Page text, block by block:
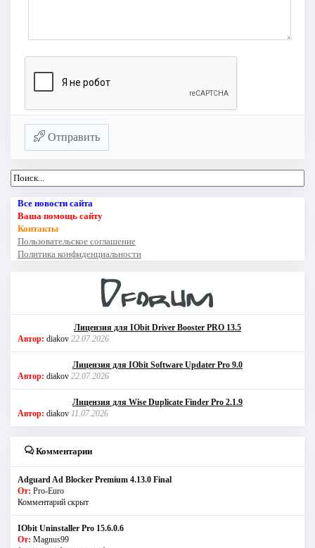
Отправить
Все новости сайта
Ваша помощь сайту
Контакты
Пользовательское соглашение
Политика конфиденциальности
Лицензия для IObit Driver Booster PRO 13.5
Автор: diakov 22.07.2026
Лицензия для IObit Software Updater Pro 9.0
Автор: diakov 22.07.2026
Лицензия для Wise Duplicate Finder Pro 2.1.9
Автор: diakov 11.07.2026
Комментарии
Adguard Ad Blocker Premium 4.13.0 Final
От: Pro-Euro
Комментарий скрыт
IObit Uninstaller Pro 15.6.0.6
От: Magnus99